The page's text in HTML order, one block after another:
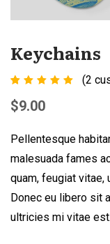
Keychains
1 (2
$9.00
Pellentesque
malesuada fames
quam, feugiat vitae,
Donec eu libero sit
ultricies mi vitae